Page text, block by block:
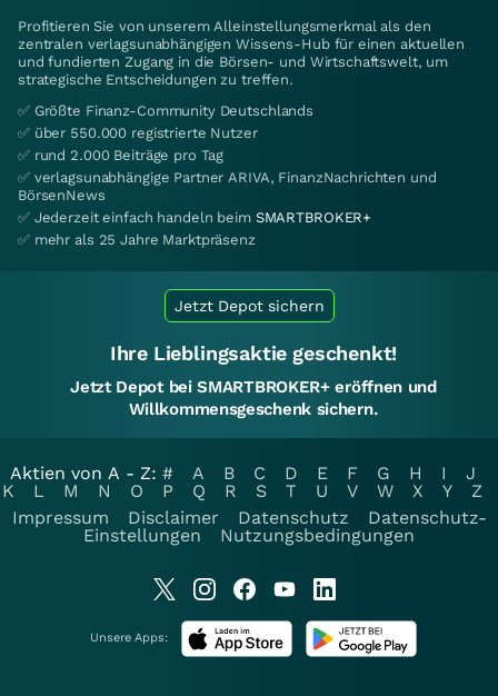
Profitieren Sie von unserem Alleinstellungsmerkmal als den
zentralen verlagsunabhängigen Wissens-Hub für einen aktuellen
und fundierten Zugang in die Börsen- und Wirtschaftswelt, um
strategische Entscheidungen zu treffen.
✅ Größte Finanz-Community Deutschlands
✅ über 550.000 registrierte Nutzer
✅ rund 2.000 Beiträge pro Tag
✅ verlagsunabhängige Partner ARIVA, FinanzNachrichten und
BörsenNews
✅ Jederzeit einfach handeln beim SMARTBROKER+
✅ mehr als 25 Jahre Marktpräsenz
Jetzt Depot sichern
Ihre Lieblingsaktie geschenkt!
Jetzt Depot bei SMARTBROKER+ eröffnen und
Willkommensgeschenk sichern.
Aktien von A - Z: # A B C D E F G H I
J
K
L M N O P Q R S T U V W X Y
Z
Impressum
Disclaimer Datenschutz
Datenschutz-
Einstellungen
Nutzungsbedingungen
Unsere Apps: